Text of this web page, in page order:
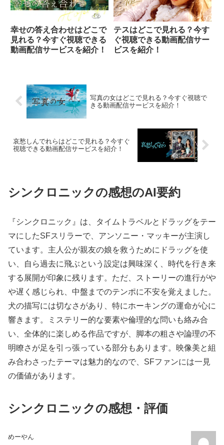
幸せの答え合わせはどこで
見れる？今すぐ視聴できる
動画配信サービスを紹介！
テスはどこで見れる？今す
ぐ視聴できる動画配信サー
ビスを紹介！
写真の女はどこで見れる？今すぐ視聴で
きる動画配信サービスを紹介！
哀愁しんでれらはどこで見れる？今すぐ
視聴できる動画配信サービスを紹介！
シンクロニックの感想のAI要約
『シンクロニック』は、タイムトラベルとドラッグをテー
マにしたSFスリラーで、アンソニー・マッキーが主演し
ています。主人公が親友の娘を救うためにドラッグを使
い、自ら過去に飛ぶという設定は興味深く、時代を行き来
する展開が印象に残ります。ただ、ストーリーの進行がや
や遅く感じられ、中盤までのテンポに不安を覚えました。
犬の描写には切なさがあり、特にホーキングの運命が心に
響きます。ミステリー的な要素や倫理的な問いも絡み合
い、全体的に楽しめる作品ですが、脚本の粗さや論理の不
明瞭さが足を引っ張っている部分もあります。映像美と組
み合わさったテーマは魅力的なので、SFファンには一見
の価値があります。
シンクロニックの感想・評価
めーやん